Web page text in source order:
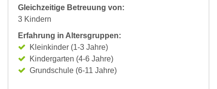
Gleichzeitige Betreuung von:
3 Kindern
Erfahrung in Altersgruppen:
Kleinkinder (1-3 Jahre)
Kindergarten (4-6 Jahre)
Grundschule (6-11 Jahre)